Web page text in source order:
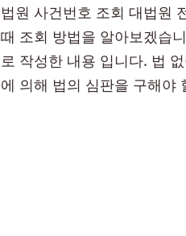
법원 사건번호 조회 대법원
때 조회 방법을 알아보겠습
로 작성한 내용 입니다. 법
에 의해 법의 심판을 구해야